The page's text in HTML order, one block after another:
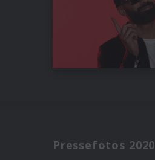
Pressefotos 2020